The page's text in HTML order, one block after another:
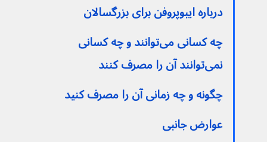
درباره ایبوپروفن برای بزرگسالان
چه کسانی می‌توانند و چه کسانی
نمی‌توانند آن را مصرف کنند
چگونه و چه زمانی آن را مصرف کنید
عوارض جانبی